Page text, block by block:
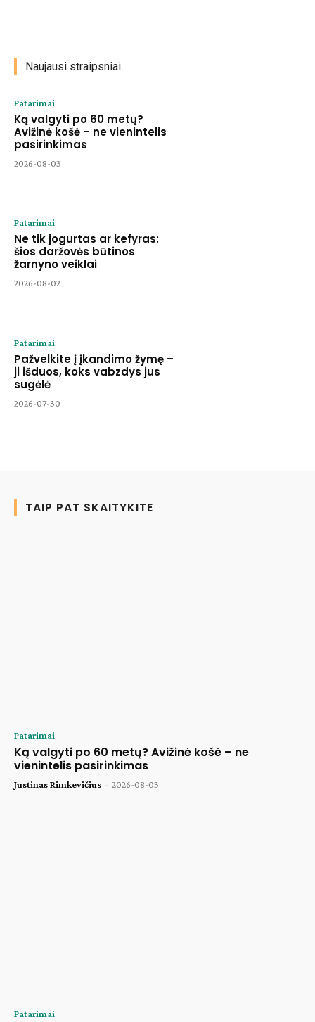
Naujausi straipsniai
Patarimai
Ką valgyti po 60 metų?
Avižinė košė – ne vienintelis
pasirinkimas
2026-08-03
Patarimai
Ne tik jogurtas ar kefyras:
šios daržovės būtinos
žarnyno veiklai
2026-08-02
Patarimai
Pažvelkite į įkandimo žymę –
ji išduos, koks vabzdys jus
sugėlė
2026-07-30
TAIP PAT SKAITYKITE
Patarimai
Ką valgyti po 60 metų? Avižinė košė – ne
vienintelis pasirinkimas
Justinas Rimkevičius - 2026-08-03
Patarimai